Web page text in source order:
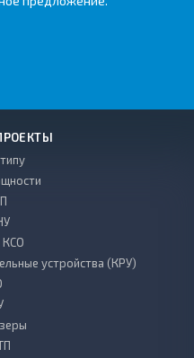
КСО
устройства (КРУ)